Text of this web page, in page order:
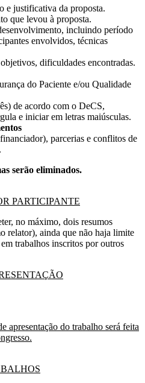
e justificativa da proposta.
que levou à proposta.
incluindo período
envolvidos, técnicas
dificuldades encontradas.
do Paciente e/ou Qualidade
de acordo com o DeCS,
e iniciar em letras maiúsculas.
parcerias e conflitos de
serão eliminados.
PARTICIPANTE
no máximo, dois resumos
relator), ainda que não haja limite
trabalhos inscritos por outros
apresentação do trabalho será feita